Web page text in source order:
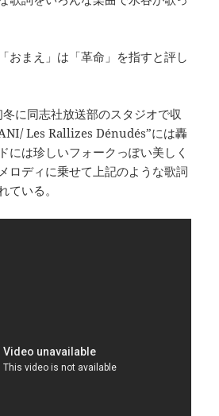
おまえ」は「革命」を指すと評し
冬に同志社放送部のスタジオで収
Les Rallizes Dénudés”には轟
には珍しいフォークっぽい美しく
ロディに乗せて上記のような歌詞
ている。